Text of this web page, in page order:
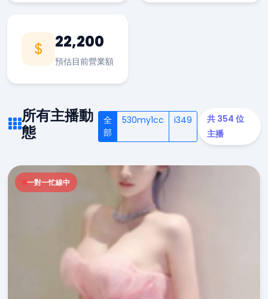
22,200
預估目前營業額
所有主播動
態
全
部
530my1cc i349
共 354 位
主播
一對一忙線中